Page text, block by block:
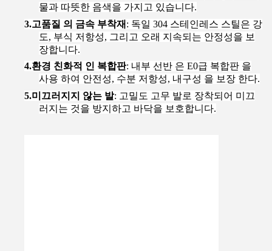
물과 따뜻한 음색을 가지고 있습니다.
3.고품질 의 금속 부착재 : 독일 304 스테인레스 스틸은 강
도, 부식 저항성, 그리고 오래 지속되는 안정성을 보
장합니다.
4.환경 친화적 인 복합판: 내부 선반 은 E0급 복합판 을
사용 하여 안전성, 수분 저항성, 내구성 을 보장 한다.
5.미끄러지지 않는 발: 고밀도 고무 발로 장착되어 미끄
러지는 것을 방지하고 바닥을 보호합니다.